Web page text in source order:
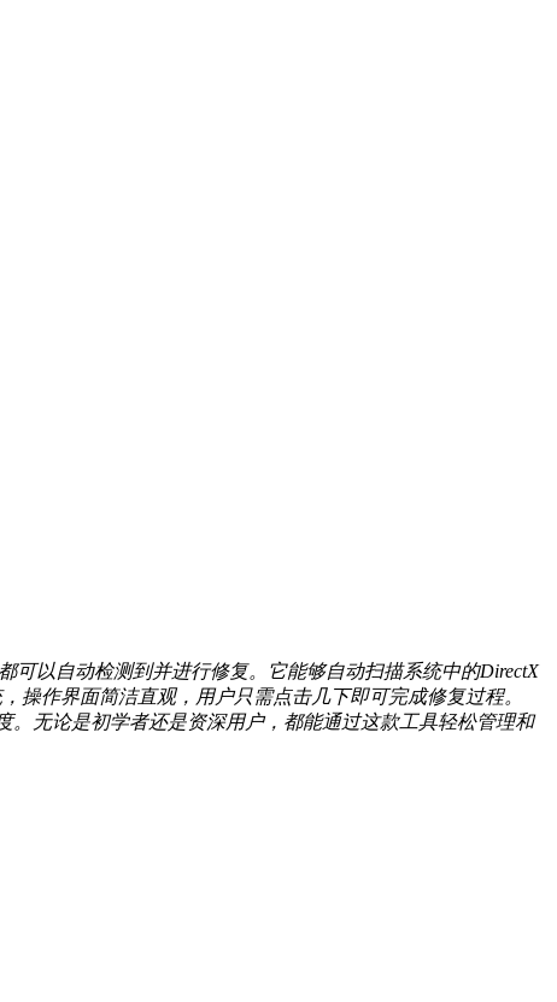
可以自动检测到并进行修复。它能够自动扫描系统中的DirectX
操作界面简洁直观，用户只需点击几下即可完成修复过程。
无论是初学者还是资深用户，都能通过这款工具轻松管理和